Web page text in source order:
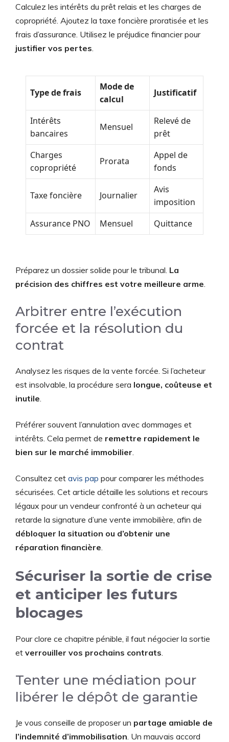
Calculez les intérêts du prêt relais et les charges de
copropriété. Ajoutez la taxe foncière proratisée et les
frais d’assurance. Utilisez le préjudice financier pour
justifier vos pertes
Type de frais
Mode de
calcul
Justificatif
Intérêts
bancaires
Mensuel
Relevé de
prêt
Charges
copropriété
Prorata
Appel de
fonds
Taxe foncière Journalier
Avis
imposition
Assurance PNO
Mensuel Quittance
Préparez un dossier solide pour le tribunal. La
précision des chiffres est votre meilleure arme
Arbitrer entre l’exécution
forcée et la résolution du
contrat
Analysez les risques de la vente forcée. Si l’acheteur
est insolvable, la procédure sera longue, coûteuse et
inutile
Préférer souvent l’annulation avec dommages et
intérêts. Cela permet de remettre rapidement le
bien sur le marché immobilier
Consultez cet avis pap pour comparer les méthodes
sécurisées. Cet article détaille les solutions et recours
légaux pour un vendeur confronté à un acheteur qui
retarde la signature d’une vente immobilière, afin de
débloquer la situation ou d’obtenir une
réparation financière
Sécuriser la sortie de crise
et anticiper les futurs
blocages
Pour clore ce chapitre pénible, il faut négocier la sortie
et verrouiller vos prochains contrats
Tenter une médiation pour
libérer le dépôt de garantie
Je vous conseille de proposer un partage amiable de
l’indemnité d’immobilisation . Un mauvais accord